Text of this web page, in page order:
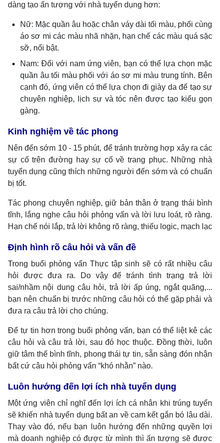
dàng tạo ấn tượng với nhà tuyển dụng hơn:
Nữ: Mặc quần âu hoặc chân váy dài tối màu, phối cùng
áo sơ mi các màu nhã nhặn, hạn chế các màu quá sặc
sỡ, nổi bật.
Nam: Đối với nam ứng viên, bạn có thể lựa chọn mặc
quần âu tối màu phối với áo sơ mi màu trung tính. Bên
cạnh đó, ứng viên có thể lựa chọn đi giày da để tạo sự
chuyên nghiệp, lịch sự và tóc nên được tạo kiểu gọn
gàng.
Kinh nghiệm về tác phong
Nên đến sớm 10 - 15 phút, để tránh trường hợp xảy ra các
sự cố trên đường hay sự cố về trang phục. Những nhà
tuyển dụng cũng thích những người đến sớm và có chuẩn
bị tốt.
Tác phong chuyên nghiệp, giữ bản thân ở trạng thái bình
tĩnh, lắng nghe câu hỏi phỏng vấn và lời lưu loát, rõ ràng.
Hạn chế nói lắp, trả lời không rõ ràng, thiếu logic, mạch lạc
Định hình rõ câu hỏi và vấn đề
Trong buổi phỏng vấn Thực tập sinh sẽ có rất nhiều câu
hỏi được đưa ra. Do vậy để tránh tình trạng trả lời
sai/nhầm nội dung câu hỏi, trả lời ấp úng, ngắt quãng,...
bạn nên chuẩn bị trước những câu hỏi có thể gặp phải và
đưa ra câu trả lời cho chúng.
Để tự tin hơn trong buổi phỏng vấn, bạn có thể liệt kê các
câu hỏi và câu trả lời, sau đó học thuộc. Đồng thời, luôn
giữ tâm thế bình tĩnh, phong thái tự tin, sẵn sàng đón nhận
bất cứ câu hỏi phỏng vấn “khó nhằn” nào.
Luôn hướng đến lợi ích nhà tuyển dụng
Một ứng viên chỉ nghĩ đến lợi ích cá nhân khi trúng tuyển
sẽ khiến nhà tuyển dụng bất an về cam kết gắn bó lâu dài.
Thay vào đó, nếu bạn luôn hướng đến những quyền lợi
mà doanh nghiệp có được từ mình thì ấn tượng sẽ được